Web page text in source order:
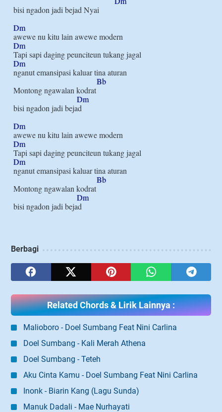
bisi ngadon jadi bejad Nyai
Dm
Dm
Dm
nganut emansipasi kaluar tina aturan
Bb
Montong ngawalan kodrat
Dm
bisi ngadon jadi bejad
Dm
Dm
Dm
nganut emansipasi kaluar tina aturan
Bb
Montong ngawalan kodrat
Dm
Berbagi
Related Chords & Lirik Lainnya :
Malioboro - Doel Sumbang Feat Nini Carlina
Doel Sumbang - Kali Merah Athena
Doel Sumbang - Teteh
Aku Cinta Kamu - Doel Sumbang Feat Nini Carlina
Inonk - Biarin Kang (Lagu Sunda)
Manuk Dadali - Mae Nurhayati